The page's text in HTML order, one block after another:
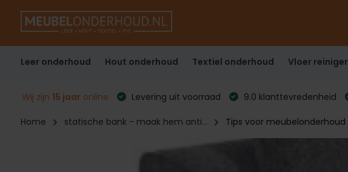
Leer onderhoud Hout onderhoud Textiel onderhoud Vloer reiniger
Wij zijn 15 jaaronline Levering uit voorraad 9.0 klanttevredenheid
Home statische bank - maak hem anti... Tips voor meubelonderhoud